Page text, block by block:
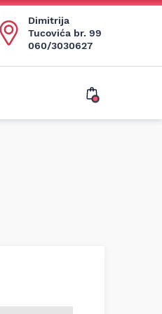
Dimitrija
Tucovića br. 99
060/3030627